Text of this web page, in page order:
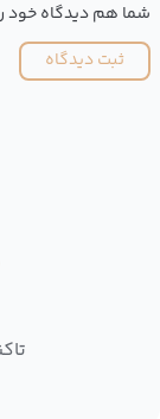
شما هم دیدگاه خود
ثبت دیدگاه